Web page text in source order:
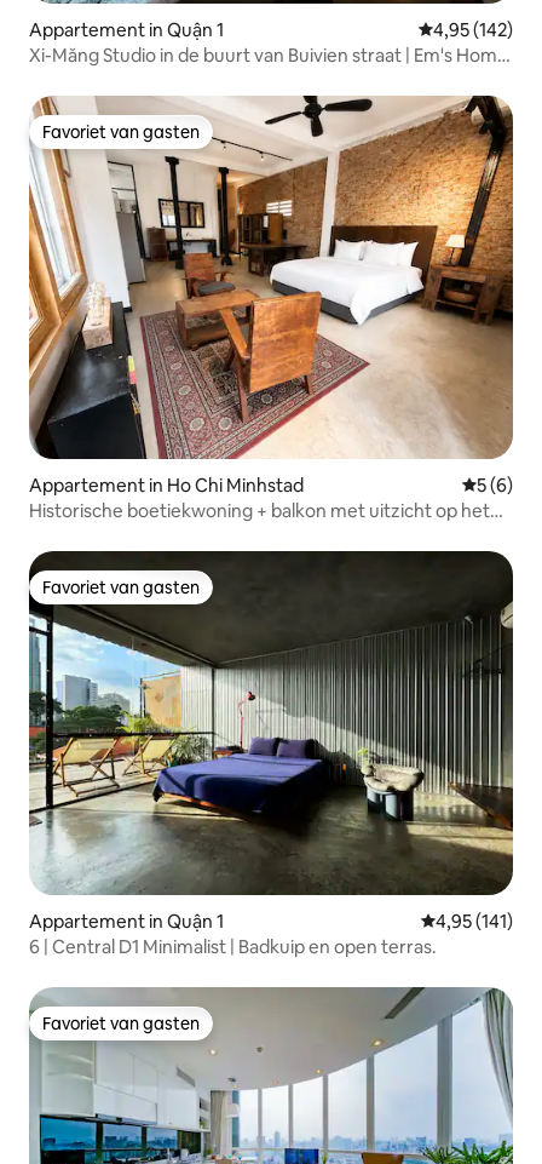
Appartement in Quận 1 Gemiddelde
4,95 (142)
Xi-Măng Studio in de buurt van Buivien straat | Em's Home
Favoriet van gasten
Favoriet van gasten
Appartement in Ho Chi Minhstad
5 (6)
Historische boetiekwoning + balkon met uitzicht op het
Favoriet van gasten
Favoriet van gasten
Appartement in Quận 1 Gemiddelde
4,95 (141)
6 | Central D1 Minimalist | Badkuip en open terras.
Favoriet van gasten
Favoriet van gasten